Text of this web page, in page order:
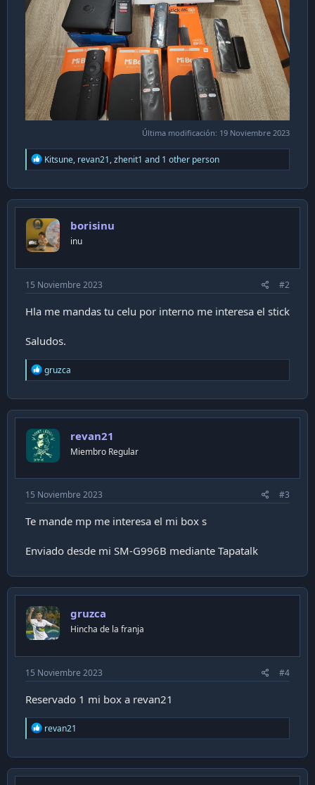
Última modificación: 19 Noviembre 2023
R
e
c
t
o
n
s
Kitsune, revan21,zhenit1 and 1 other person
borisinu
inu
15 Noviembre 2023 #2
Hla me mandas tu celu por interno me interesa el stick
Saludos.
R
e
c
t
o
n
s
gruzca
revan21
Miembro Regular
15 Noviembre 2023 #3
Te mande mp me interesa el mi box s
Enviado desde mi SM-G996B mediante Tapatalk
gruzca
Hincha de la franja
15 Noviembre 2023 #4
Reservado 1 mi box a revan21
R
e
c
t
revan21